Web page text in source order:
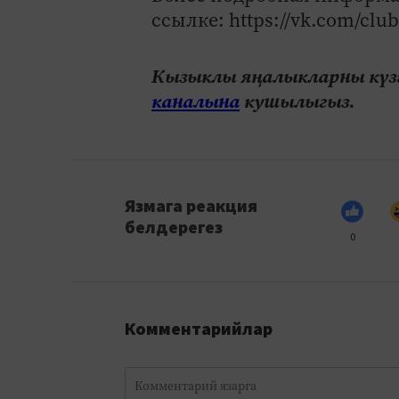
ссылке: https://vk.com/
Кызыклы яңалыкларны
каналына кушылыгыз.
Язмага реакция
белдерегез
0
Комментарийлар